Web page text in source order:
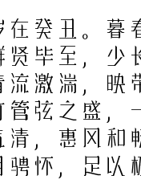
在癸丑。暮
贤毕至，少
流激湍，映
管弦之盛，
清，惠风
骋怀，足以